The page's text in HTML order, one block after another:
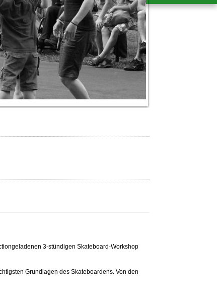
3-stündigen Skateboard-Workshop
Grundlagen des Skateboardens. Von den